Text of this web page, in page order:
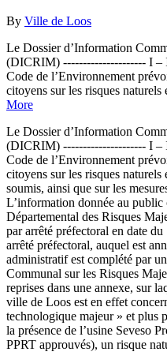
By Ville de Loos
Le Dossier d’Information
(DICRIM) --------------------- I –
Code de l’Environnement
citoyens sur les risques
More
Le Dossier d’Information
(DICRIM) --------------------- I –
Code de l’Environnement
citoyens sur les risques
soumis, ainsi que sur les
L’information donnée au public
Départemental des Risques
par arrêté préfectoral en date
arrêté préfectoral, auquel est
administratif est complété par
Communal sur les Risques
reprises dans une annexe, sur
ville de Loos est en effet
technologique majeur » et plus
la présence de l’usine Seveso
PPRT approuvés), un risque